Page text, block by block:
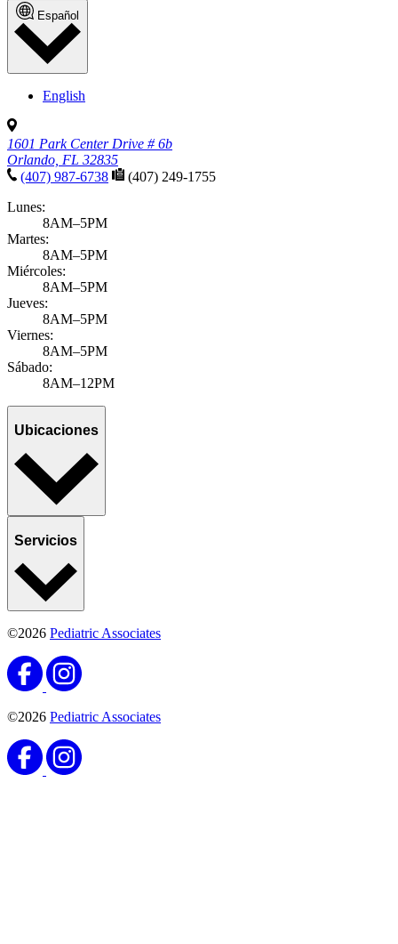
Español
English
1601 Park Center Drive # 6b
Orlando, FL 32835
(407) 987-6738
(407) 249-1755
Lunes:
8AM–5PM
Martes:
8AM–5PM
Miércoles:
8AM–5PM
Jueves:
8AM–5PM
Viernes:
8AM–5PM
Sábado:
8AM–12PM
Ubicaciones
Servicios
©2026 Pediatric Associates
©2026 Pediatric Associates